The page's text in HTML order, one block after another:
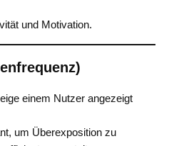
und Motivation.
einem Nutzer angezeigt
um Überexposition zu